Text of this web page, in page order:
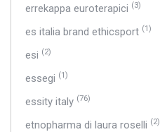
errekappa euroterapici (3)
es italia brand ethicsport (1)
esi (2)
essegi (1)
essity italy (76)
etnopharma di laura roselli (2)